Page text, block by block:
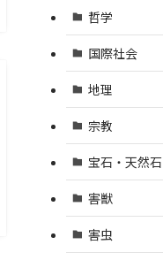
哲学
国際社会
地理
宗教
宝石・天然石
害獣
害虫